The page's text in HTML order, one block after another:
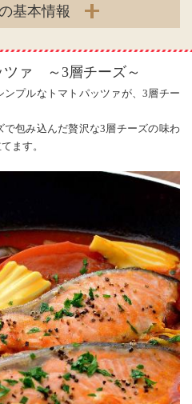
基本情報
ツァ ～3層チーズ～
プルなトマトパッツァが、3層チー
包み込んだ贅沢な3層チーズの味わ
ます。